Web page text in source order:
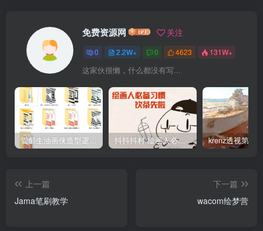
免费资源网 关注
0 2.2W+ 0 4623 131W+
这家伙很懒，什么都没有写...
管郁生油画侠造型逻辑班第一期2019年5月【高清不缺课】 抖抖抖村 绘画人必备习惯2020【画质不错】
上一篇
Jama笔刷教学
下一篇
wacom绘梦营